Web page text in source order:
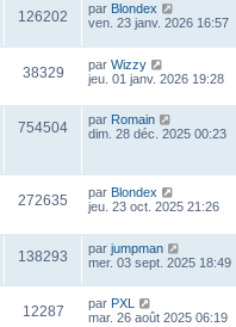
126202 par Blondex
ven. 23 janv. 2026 16:57
38329 par Wizzy
jeu. 01 janv. 2026 19:28
754504 par Romain
dim. 28 déc. 2025 00:23
272635 par Blondex
jeu. 23 oct. 2025 21:26
138293 par jumpman
mer. 03 sept. 2025 18:49
12287 par PXL
mar. 26 août 2025 06:19